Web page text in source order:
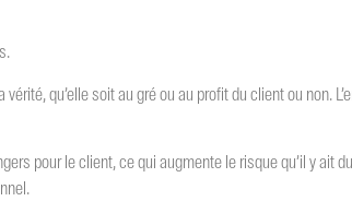
qu’elle soit au gré ou au profit du client ou non.
pour le client, ce qui augmente le risque qu’il y ait